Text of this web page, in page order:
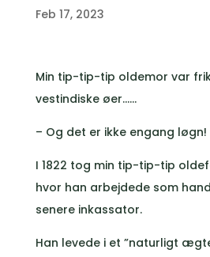
Feb 17, 2023
Min tip-tip-tip oldemor var
vestindiske øer……
– Og det er ikke engang løgn!
I 1822 tog min tip-tip-tip
hvor han arbejdede som
senere inkassator.
Han levede i et ”naturligt